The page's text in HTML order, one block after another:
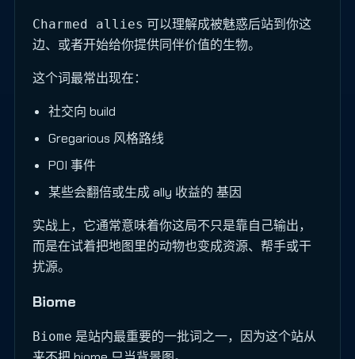
Charmed allies 可以理解成被魅惑后站到你这
边、或者开始给你提供同伴价值的生物。
这个词最常出现在：
社交向 build
Gregarious 风格路线
POI 事件
某些会翻倍或生成 ally 收益的 基因
实战上，它通常意味着你这局不只是靠自己输出，
而是在试着把地图里的动物也变成资源、帮手或干
扰源。
Biome
Biome 是站内最重要的一批词之一，因为这个站从